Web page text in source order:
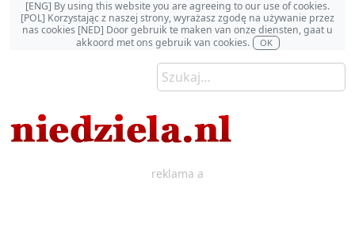
[ENG] By using this website you are agreeing to our use of cookies.
[POL] Korzystając z naszej strony, wyrażasz zgodę na używanie przez
nas cookies [NED] Door gebruik te maken van onze diensten, gaat u
akkoord met ons gebruik van cookies.
OK
reklama a